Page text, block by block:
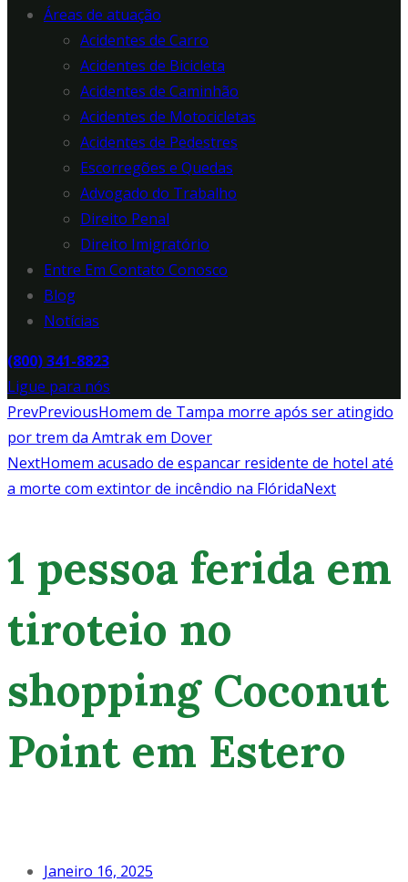
Áreas de atuação
Acidentes de Carro
Acidentes de Bicicleta
Acidentes de Caminhão
Acidentes de Motocicletas
Acidentes de Pedestres
Escorregões e Quedas
Advogado do Trabalho
Direito Penal
Direito Imigratório
Entre Em Contato Conosco
Blog
Notícias
(800) 341-8823
Ligue para nós
PrevPreviousHomem de Tampa morre após ser atingido
por trem da Amtrak em Dover
NextHomem acusado de espancar residente de hotel até
a morte com extintor de incêndio na FlóridaNext
1 pessoa ferida em
tiroteio no
shopping Coconut
Point em Estero
Janeiro 16, 2025